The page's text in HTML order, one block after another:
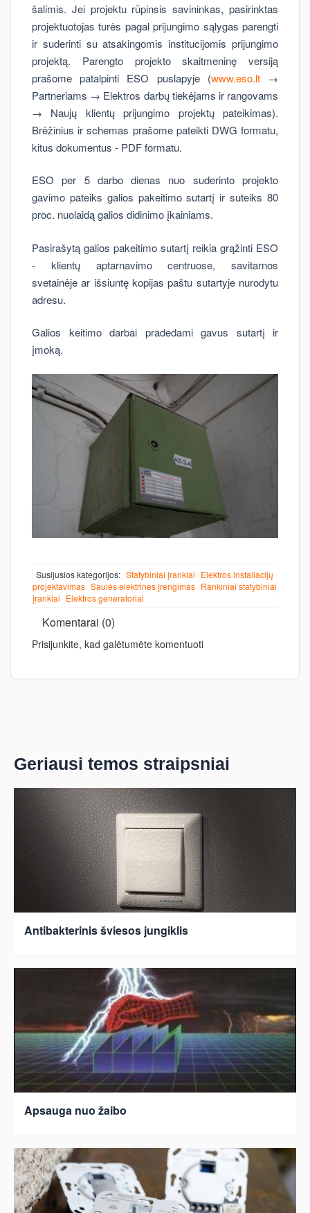
šalimis. Jei projektu rūpinsis savininkas, pasirinktas
projektuotojas turės pagal prijungimo sąlygas parengti
ir suderinti su atsakingomis institucijomis prijungimo
projektą. Parengto projekto skaitmeninę versiją
prašome patalpinti ESO puslapyje (www.eso.lt→
Partneriams → Elektros darbų tiekėjams ir rangovams
→ Naujų klientų prijungimo projektų pateikimas).
Brėžinius ir schemas prašome pateikti DWG formatu,
kitus dokumentus - PDF formatu.
ESO per 5 darbo dienas nuo suderinto projekto
gavimo pateiks galios pakeitimo sutartį ir suteiks 80
proc. nuolaidą galios didinimo įkainiams.
Pasirašytą galios pakeitimo sutartį reikia grąžinti ESO
- klientų aptarnavimo centruose, savitarnos
svetainėje ar išsiuntę kopijas paštu sutartyje nurodytu
adresu.
Galios keitimo darbai pradedami gavus sutartį ir
įmoką.
Susijusios kategorijos: Statybiniai įrankiai Elektros instaliacijų
projektavimas Saulės elektrinės įrengimas Rankiniai statybiniai
įrankiai Elektros generatoriai
Komentarai (0)
Prisijunkite, kad galėtumėte komentuoti
Geriausi temos straipsniai
Antibakterinis šviesos jungiklis
Apsauga nuo žaibo